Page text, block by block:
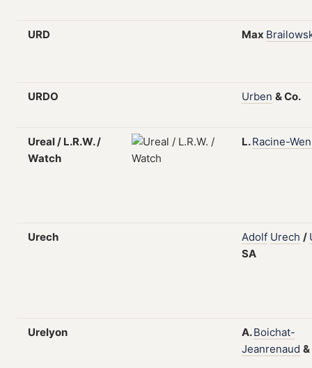
URD Max
URDO Urben &Co.
Ureal / L.R.W. /
Watch
L.Racine-
Urech Adolf Urech /
SA
Urelyon A.Boichat-
Jeanrenaud &